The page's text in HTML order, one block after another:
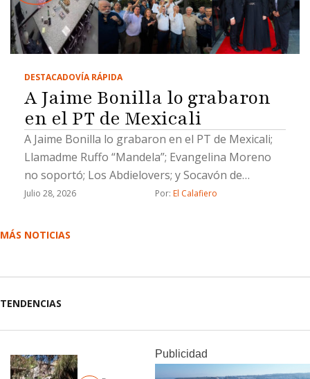
DESTACADOVÍA RÁPIDA
A Jaime Bonilla lo grabaron
en el PT de Mexicali
A Jaime Bonilla lo grabaron en el PT de Mexicali;
Llamadme Ruffo “Mandela”; Evangelina Moreno
no soportó; Los Abdielovers; y Socavón de
solteras pero no solas
Julio 28, 2026 Por: El Calafiero
MÁS NOTICIAS
TENDENCIAS
Publicidad